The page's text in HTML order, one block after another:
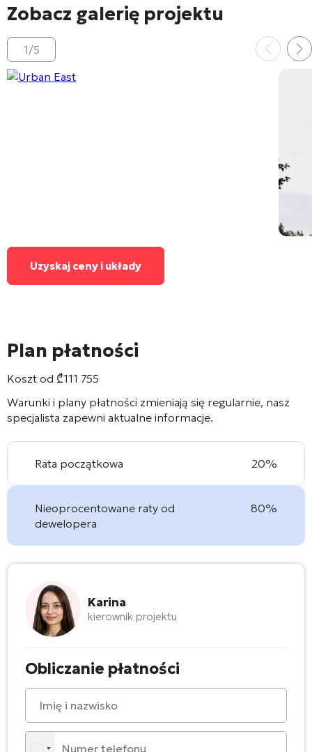
Zobacz galerię projektu
1/5
Uzyskaj ceny i układy
Plan płatności
Koszt od ₾111 755
Warunki i plany płatności zmieniają się regularnie, nasz
specjalista zapewni aktualne informacje.
Rata początkowa 20%
Nieoprocentowane raty od
dewelopera
80%
Karina
kierownik projektu
Obliczanie płatności